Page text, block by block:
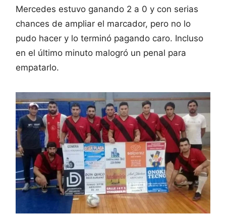
Mercedes estuvo ganando 2 a 0 y con serias
chances de ampliar el marcador, pero no lo
pudo hacer y lo terminó pagando caro. Incluso
en el último minuto malogró un penal para
empatarlo.